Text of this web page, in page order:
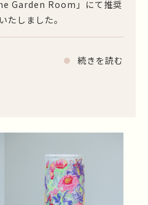
Garden Room」にて推奨
たしました。
続きを読む